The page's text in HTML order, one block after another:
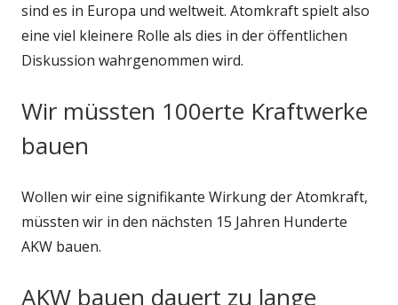
sind es in Europa und weltweit. Atomkraft spielt also
eine viel kleinere Rolle als dies in der öffentlichen
Diskussion wahrgenommen wird.
Wir müssten 100erte Kraftwerke
bauen
Wollen wir eine signifikante Wirkung der Atomkraft,
müssten wir in den nächsten 15 Jahren Hunderte
AKW bauen.
AKW bauen dauert zu lange